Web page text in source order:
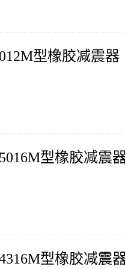
型橡胶减震器
型橡胶减震
型橡胶减震